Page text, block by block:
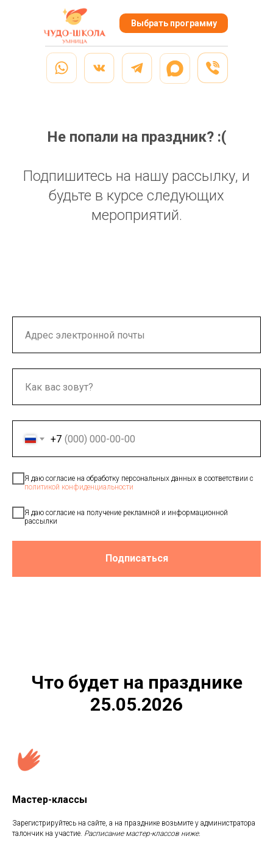
Выбрать программу
Html code will be here
Не попали на праздник? :(
Подпишитесь на нашу рассылку, и
будьте в курсе следующих
мероприятий.
+7
Я даю согласие на обработку персональных данных в соответствии с
политикой конфиденциальности
Я даю согласие на получение рекламной и информационной
рассылки
Подписаться
Что будет на празднике
25.05.2026
Мастер-классы
Зарегистрируйтесь на сайте, а на празднике возьмите у администратора
талончик на участие. Расписание мастер-классов ниже.